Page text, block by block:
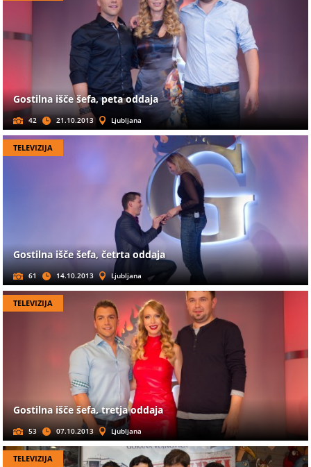
Gostilna išče šefa, peta oddaja
42 21.10.2013 Ljubljana
TELEVIZIJA
Gostilna išče šefa, četrta oddaja
61 14.10.2013 Ljubljana
TELEVIZIJA
Gostilna išče šefa, tretja oddaja
53 07.10.2013 Ljubljana
TELEVIZIJA